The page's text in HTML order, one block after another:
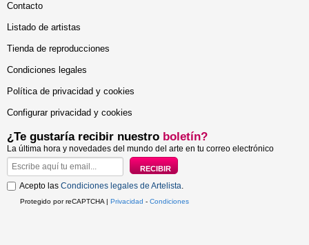
Contacto
Listado de artistas
Tienda de reproducciones
Condiciones legales
Política de privacidad y cookies
Configurar privacidad y cookies
¿Te gustaría recibir nuestro boletín?
La última hora y novedades del mundo del arte en tu correo electrónico
Acepto las Condiciones legales de Artelista.
Protegido por reCAPTCHA | Privacidad - Condiciones